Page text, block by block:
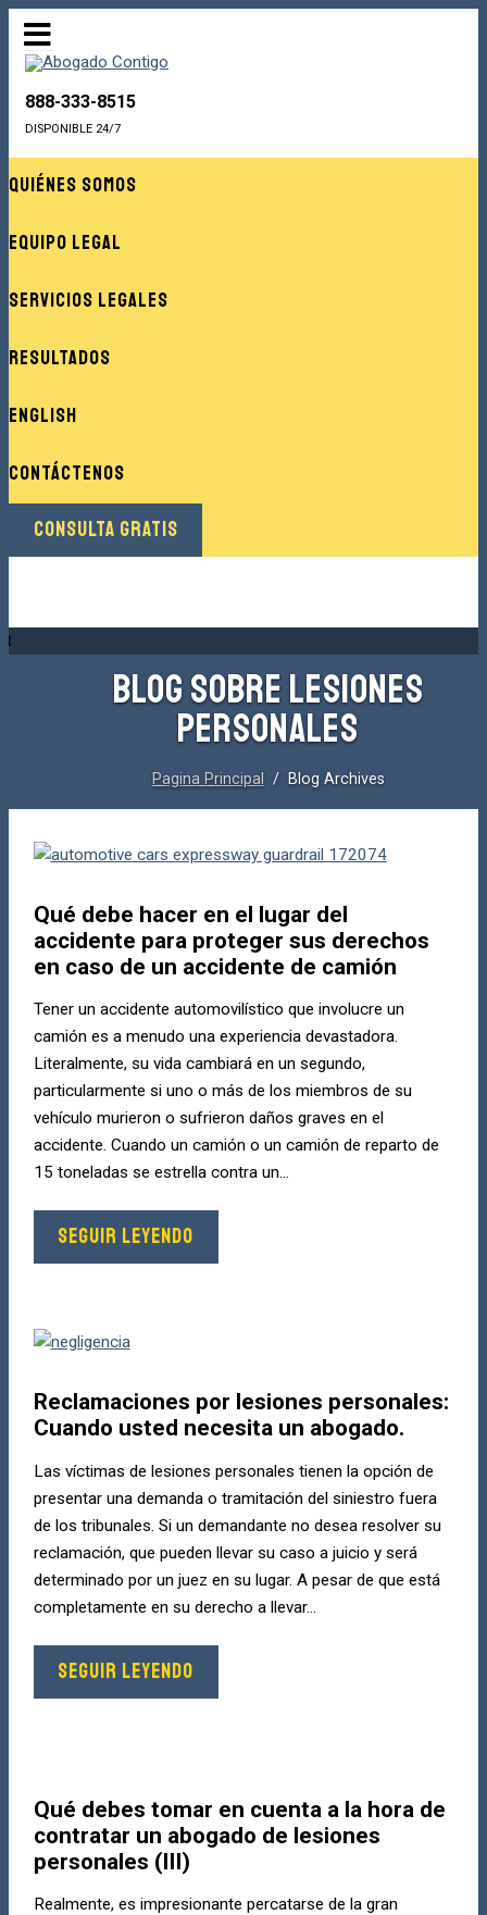
888-333-8515
DISPONIBLE 24/7
Quiénes Somos
Equipo Legal
Servicios Legales
Resultados
English
Contáctenos
CONSULTA GRATIS
BLOG SOBRE LESIONES
PERSONALES
Pagina Principal / Blog Archives
Qué debe hacer en el lugar del
accidente para proteger sus derechos
en caso de un accidente de camión
Tener un accidente automovilístico que involucre un
camión es a menudo una experiencia devastadora.
Literalmente, su vida cambiará en un segundo,
particularmente si uno o más de los miembros de su
vehículo murieron o sufrieron daños graves en el
accidente. Cuando un camión o un camión de reparto de
15 toneladas se estrella contra un...
SEGUIR LEYENDO
Reclamaciones por lesiones personales:
Cuando usted necesita un abogado.
Las víctimas de lesiones personales tienen la opción de
presentar una demanda o tramitación del siniestro fuera
de los tribunales. Si un demandante no desea resolver su
reclamación, que pueden llevar su caso a juicio y será
determinado por un juez en su lugar. A pesar de que está
completamente en su derecho a llevar...
SEGUIR LEYENDO
Qué debes tomar en cuenta a la hora de
contratar un abogado de lesiones
personales (III)
Realmente, es impresionante percatarse de la gran